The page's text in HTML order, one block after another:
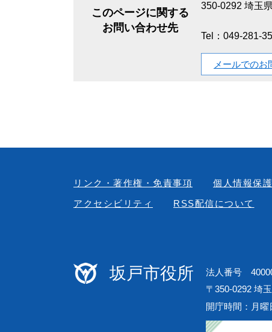
このページに関する
お問い合わせ先
350-0292 埼玉
坂戸市千
Tel：049-281-
メールでのお
リンク・著作権・免責事項
個人情報保
アクセシビリティ
RSS配信について
坂戸市役所
法人番号
〒350-0292 埼
開庁時間：月